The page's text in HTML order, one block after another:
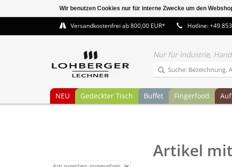
Versandkostenfrei ab 800,00 EUR* Hotline: +49
Nur für Industrie,
NEU Gedeckter Tisch Buffet Fingerfood
Artikel mit
Wir benutzen Cookies nur für interne Zwecke um den